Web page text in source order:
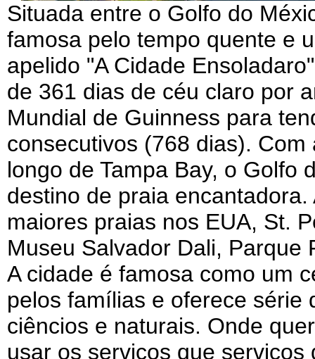
Situada entre o Golfo do
famosa pelo tempo quente e
apelido "A Cidade
de 361 dias de céu claro por
Mundial de Guinness para
consecutivos (768 dias).
longo de Tampa Bay, o Golfo
destino de praia
maiores praias nos EUA, St.
Museu Salvador Dali, Parque
A cidade é famosa como um
pelos famílias e oferece série
ciêncios e naturais. Onde
usar os serviços que